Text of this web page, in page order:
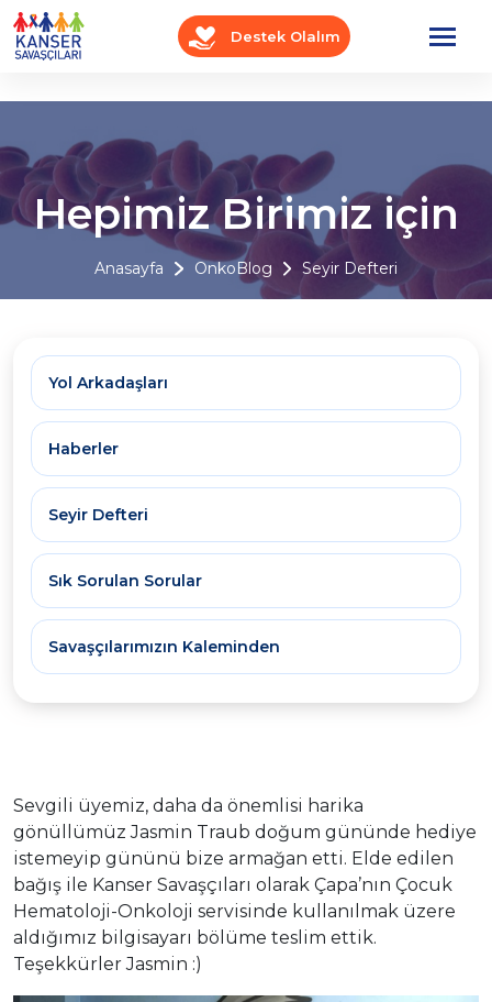
Destek Olalım
Hepimiz Birimiz için
Anasayfa OnkoBlog Seyir Defteri
Yol Arkadaşları
Haberler
Seyir Defteri
Sık Sorulan Sorular
Savaşçılarımızın Kaleminden
Sevgili üyemiz, daha da önemlisi harika
gönüllümüz Jasmin Traub doğum gününde hediye
istemeyip gününü bize armağan etti. Elde edilen
bağış ile Kanser Savaşçıları olarak Çapa’nın Çocuk
Hematoloji-Onkoloji servisinde kullanılmak üzere
aldığımız bilgisayarı bölüme teslim ettik.
Teşekkürler Jasmin :)